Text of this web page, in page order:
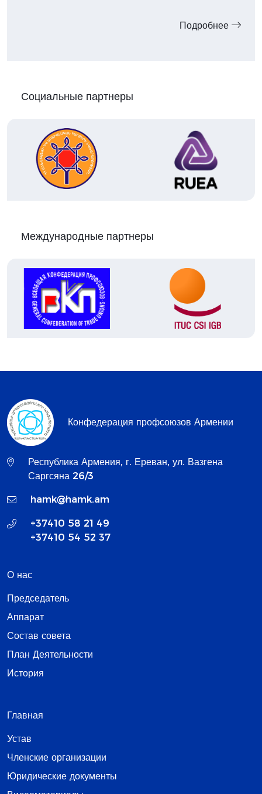
Подробнее
Социальные партнеры
Международные партнеры
Конфедерация профсоюзов Армении
Республика Армения, г. Ереван, ул. Вазгена
Саргсяна 26/3
hamk@hamk.am
+37410 58 21 49
+37410 54 52 37
О нас
Председатель
Аппарат
Состав совета
План Деятельности
История
Главная
Устав
Членские организации
Юридические документы